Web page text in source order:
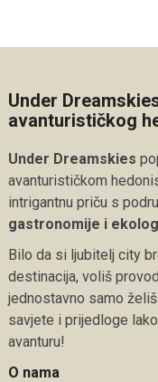
Under
avanturističkog
Under Dreamskies
avanturističkom
intrigantnu priču s
gastronomije i
Bilo da si ljubitelj city
destinacija, voliš
jednostavno samo
savjete i prijedloge
avanturu!
O nama